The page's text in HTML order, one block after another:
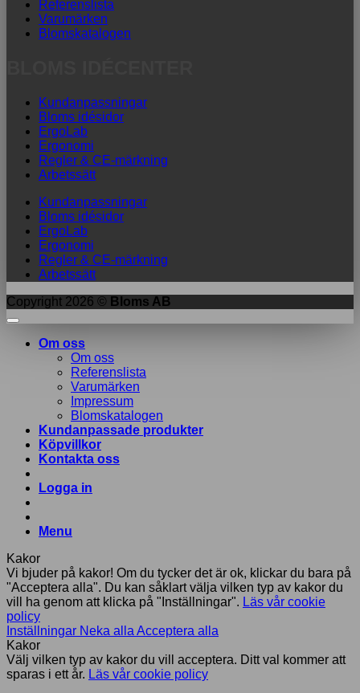
Referenslista
Varumärken
Blomskatalogen
Kundanpassningar
Bloms idésidor
ErgoLab
Ergonomi
Regler & CE-märkning
Arbetssätt
Kundanpassningar
Bloms idésidor
ErgoLab
Ergonomi
Regler & CE-märkning
Arbetssätt
Copyright 2026 © Bloms AB
Om oss
Om oss
Referenslista
Varumärken
Impressum
Blomskatalogen
Kundanpassade produkter
Köpvillkor
Kontakta oss
Logga in
Menu
Kakor
Vi bjuder på kakor! Om du tycker det är ok, klickar du bara på
"Acceptera alla". Du kan såklart välja vilken typ av kakor du
vill ha genom att klicka på "Inställningar". Läs vår cookie
policy
Inställningar Neka alla Acceptera alla
Kakor
Välj vilken typ av kakor du vill acceptera. Ditt val kommer att
sparas i ett år. Läs vår cookie policy